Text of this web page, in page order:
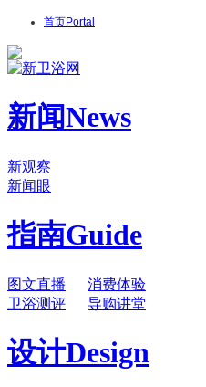
首页Portal
新闻News
新观察
新闻眼
指南Guide
图文直播
消费体验
卫浴测评
导购讲堂
设计Design